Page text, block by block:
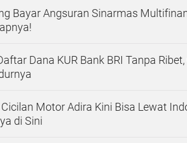
Bayar Angsuran Sinarmas
Dana KUR Bank BRI Tanpa
Motor Adira Kini Bisa Lewat
di Sini